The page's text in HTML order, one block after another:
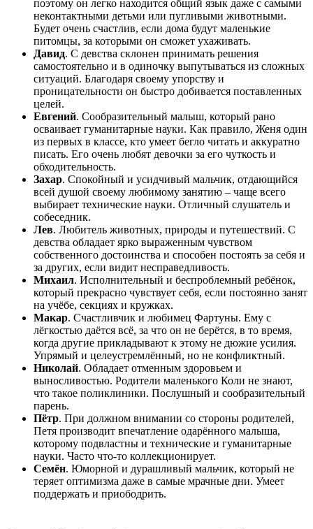
поэтому он легко находится общий язык даже с самыми
неконтактными детьми или пугливыми животными.
Будет очень счастлив, если дома будут маленькие
питомцы, за которыми он сможет ухаживать.
Давид. С девства склонен принимать решения
самостоятельно и в одиночку выпутываться из сложных
ситуаций. Благодаря своему упорству и
проницательности он быстро добивается поставленных
целей.
Евгений. Сообразительный малыш, который рано
осваивает гуманитарные науки. Как правило, Женя один
из первых в классе, кто умеет бегло читать и аккуратно
писать. Его очень любят девочки за его чуткость и
обходительность.
Захар. Спокойный и усидчивый мальчик, отдающийся
всей душой своему любимому занятию – чаще всего
выбирает технические науки. Отличный слушатель и
собеседник.
Лев. Любитель животных, природы и путешествий. С
девства обладает ярко выраженным чувством
собственного достоинства и способен постоять за себя и
за других, если видит несправедливость.
Михаил. Исполнительный и беспроблемный ребёнок,
который прекрасно чувствует себя, если постоянно занят
на учёбе, секциях и кружках.
Макар. Счастливчик и любимец Фартуны. Ему с
лёгкостью даётся всё, за что он не берётся, в то время,
когда другие прикладывают к этому не дюжие усилия.
Упрямый и целеустремлённый, но не конфликтный.
Николай. Обладает отменным здоровьем и
выносливостью. Родители маленького Коли не знают,
что такое поликлиники. Послушный и сообразительный
парень.
Пётр. При должном внимании со стороны родителей,
Петя производит впечатление одарённого малыша,
которому подвластны и технические и гуманитарные
науки. Часто что-то коллекционирует.
Семён. Юморной и дурашливый мальчик, который не
теряет оптимизма даже в самые мрачные дни. Умеет
поддержать и приободрить.